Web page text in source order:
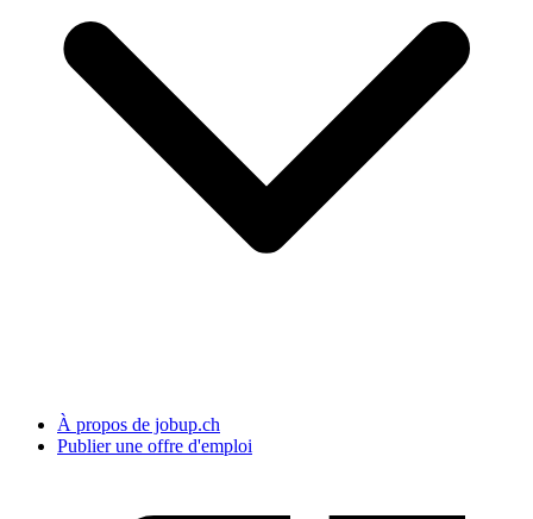
À propos de jobup.ch
Publier une offre d'emploi